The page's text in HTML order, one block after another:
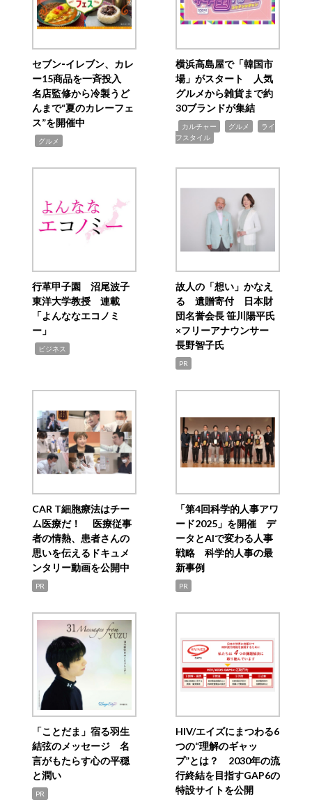
セブン‐イレブン、カレ
ー15商品を一斉投入
名店監修から冷製うど
んまで“夏のカレーフェ
ス”を開催中
グルメ
横浜高島屋で「韓国市
場」がスタート 人気
グルメから雑貨まで約
30ブランドが集結
カルチャー グルメ
ライ
フスタイル
行革甲子園 沼尾波子
東洋大学教授 連載
「よんななエコノミ
ー」
ビジネス
故人の「想い」かなえ
る 遺贈寄付 日本財
団名誉会長 笹川陽平氏
×フリーアナウンサー
長野智子氏
PR
CAR T細胞療法はチー
ム医療だ！ 医療従事
者の情熱、患者さんの
思いを伝えるドキュメ
ンタリー動画を公開中
PR
「第4回科学的人事アワ
ード2025」を開催 デ
ータとAIで変わる人事
戦略 科学的人事の最
新事例
PR
「ことだま」宿る羽生
結弦のメッセージ 名
言がもたらす心の平穏
と潤い
PR
HIV/エイズにまつわる6
つの“理解のギャッ
プ”とは？ 2030年の流
行終結を目指すGAP6の
特設サイトを公開